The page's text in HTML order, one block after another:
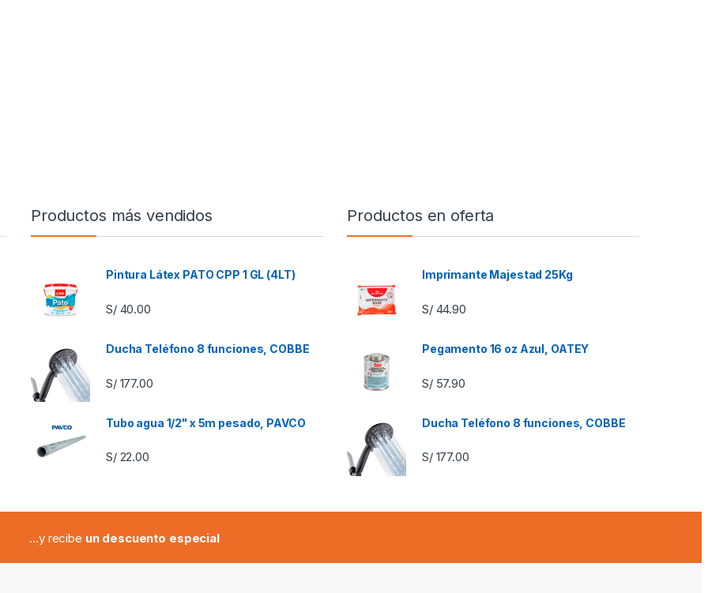
Productos más vendidos
Pintura Látex PATO CPP 1 GL (4LT)
S/40.00
Ducha Teléfono 8 funciones, COBBE
S/177.00
Tubo agua 1/2" x 5m pesado, PAVCO
S/22.00
Productos en oferta
Imprimante Majestad 25Kg
S/44.90
Pegamento 16 oz Azul, OATEY
S/57.90
Ducha Teléfono 8 funciones, COBBE
S/177.00
...y recibe un descuento especial